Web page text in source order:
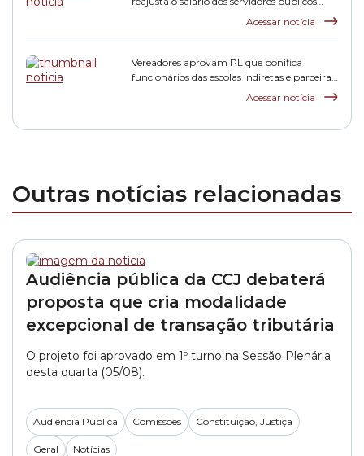
Acessar notícia
Vereadores aprovam PL que bonifica
funcionários das escolas indiretas e parceiras
Acessar notícia
Outras notícias relacionadas
Audiência pública da CCJ debaterá
proposta que cria modalidade
excepcional de transação tributária
O projeto foi aprovado em 1º turno na Sessão Plenária
desta quarta (05/08).
Audiência Pública Comissões Constituição, Justiça
Geral Notícias